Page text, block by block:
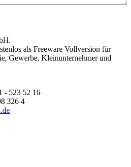
als Freeware Vollversion für
Gewerbe, Kleinunternehmer und
- 523 52 16
326 4